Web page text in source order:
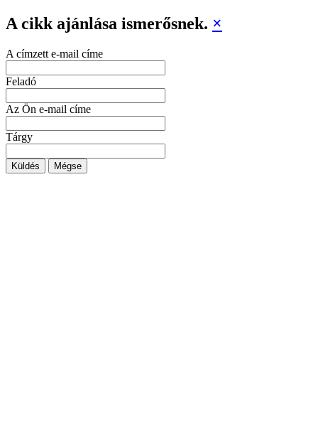
A cikk ajánlása ismerősnek. ×
A címzett e-mail címe
Feladó
Az Ön e-mail címe
Tárgy
Küldés Mégse